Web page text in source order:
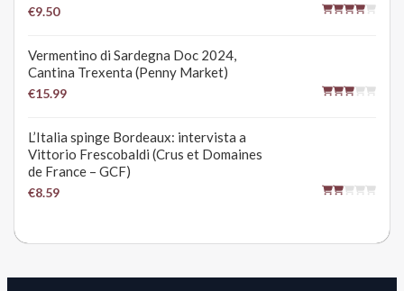
€9.50
Vermentino di Sardegna Doc 2024,
Cantina Trexenta (Penny Market)
€15.99
L’Italia spinge Bordeaux: intervista a
Vittorio Frescobaldi (Crus et Domaines
de France – GCF)
€8.59